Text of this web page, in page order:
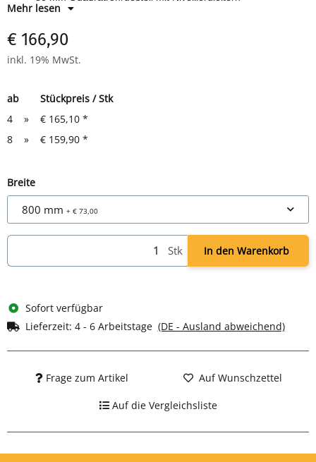
Farbe: RAL 7035 lichtgrau
Mehr lesen
€ 166,90
inkl. 19% MwSt.
ab
Stückpreis / Stk
4
» € 165,10 *
8
» € 159,90 *
Breite
800 mm + € 73,00
Stk In den Warenkorb
Sofort verfügbar
Lieferzeit: 4 - 6 Arbeitstage (DE - Ausland abweichend)
Frage zum Artikel Auf Wunschzettel
Auf die Vergleichsliste